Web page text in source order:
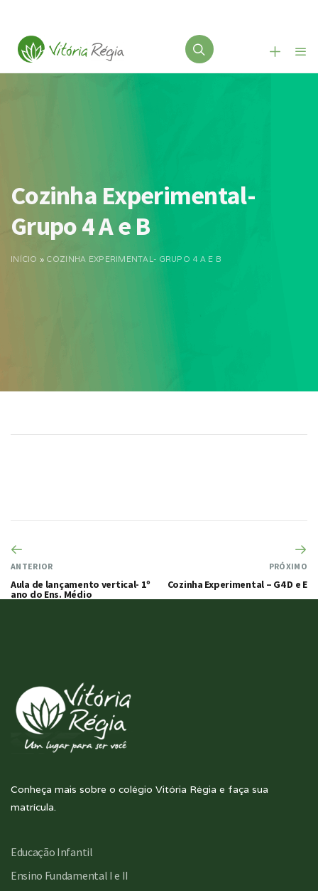
Cozinha Experimental-
Grupo 4 A e B
INÍCIO » COZINHA EXPERIMENTAL- GRUPO 4 A E B
ANTERIOR
Aula de lançamento vertical- 1º
ano do Ens. Médio
PRÓXIMO
Cozinha Experimental – G4 D e E
Conheça mais sobre o colégio Vitória Régia e faça sua
matrícula.
Educação Infantil
Ensino Fundamental I e II